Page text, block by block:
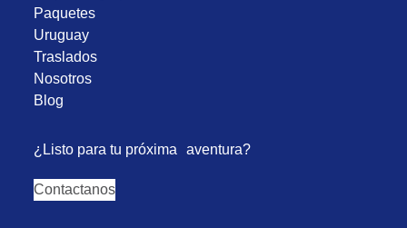
Paquetes
Uruguay
Traslados
Nosotros
Blog
¿Listo para tu próxima aventura?
Contactanos